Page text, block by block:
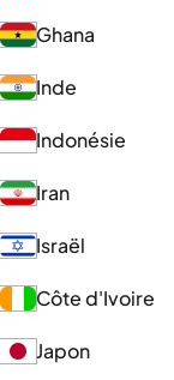
Ghana
Inde
Indonésie
Iran
Israël
Côte d'Ivoire
Japon